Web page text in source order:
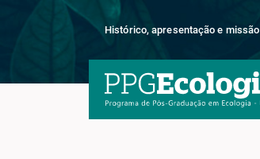
Histórico, apresentação e missão